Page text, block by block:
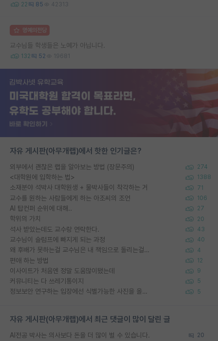
22 85 42313
명예의전당
교수님들 학생들은 노예가 아닙니다.
132 52 19681
자유 게시판(아무개랩)에서 핫한 인기글은?
외부에서 괜찮은 랩을 알아보는 방법 (장문주의) 274
<대학원에 입학하는 법> 1388
소재분야 석박사 대학원생 + 물박사들이 착각하는 거 71
교수를 원하는 사람들에게 하는 아조씨의 조언 106
AI 탑컨퍼 순위에 대해.. 27
학위의 가치 20
석사 받았는데도 교수랑 연락한다. 43
교수님이 슬럼프에 빠지게 되는 과정 40
왜 후배가 못하는걸 교수님은 내 책임으로 돌리는걸까요? 4
편애 하는 방법 12
이사이트가 처음엔 정말 도움많이됐는데 9
커뮤니티는 다 쓰레기통이지 5
정보보안 연구하는 입장에선 식별가능한 사진을 올리는건 비추이긴함 5
자유 게시판(아무개랩)에서 최근 댓글이 많이 달린 글
AI전공 박사는 의사보다 돈을 더 많이 벌 수 있습니다. 20